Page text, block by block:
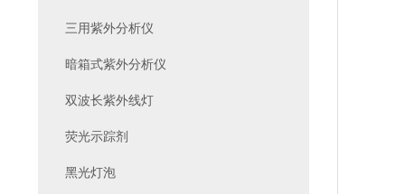
三用紫外分析仪
暗箱式紫外分析仪
双波长紫外线灯
荧光示踪剂
黑光灯泡